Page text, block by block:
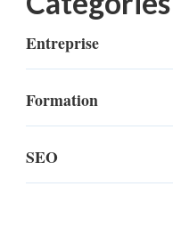
Entreprise
Formation
SEO